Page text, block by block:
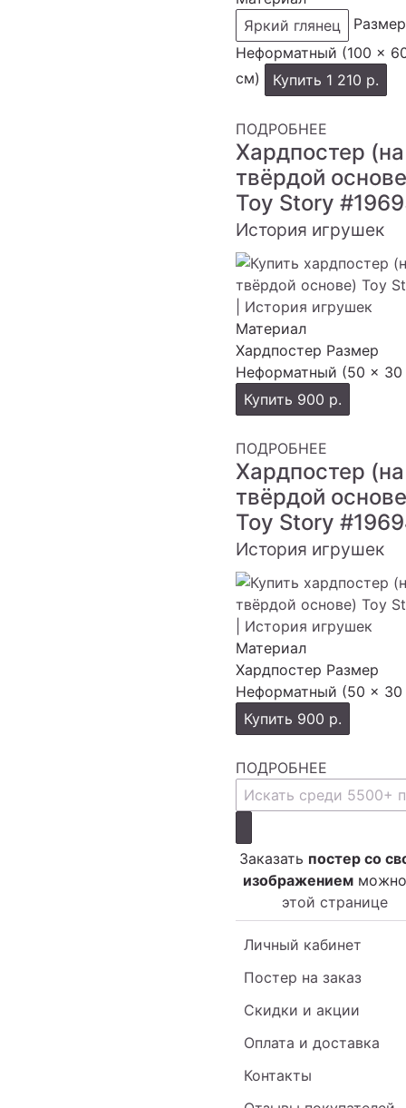
Яркий глянец
Размер
Неформатный (100 ×
см)
Купить 1 210 р.
ПОДРОБНЕЕ
Хардпостер (на
твёрдой
Toy Story
История игрушек
Материал
Хардпостер Размер
Неформатный (50 ×
Купить 900 р.
ПОДРОБНЕЕ
Хардпостер (на
твёрдой
Toy Story
История игрушек
Материал
Хардпостер Размер
Неформатный (50 ×
Купить 900 р.
ПОДРОБНЕЕ
Заказать постер со
изображением
этой странице
Личный кабинет
Постер на заказ
Скидки и акции
Оплата и доставка
Контакты